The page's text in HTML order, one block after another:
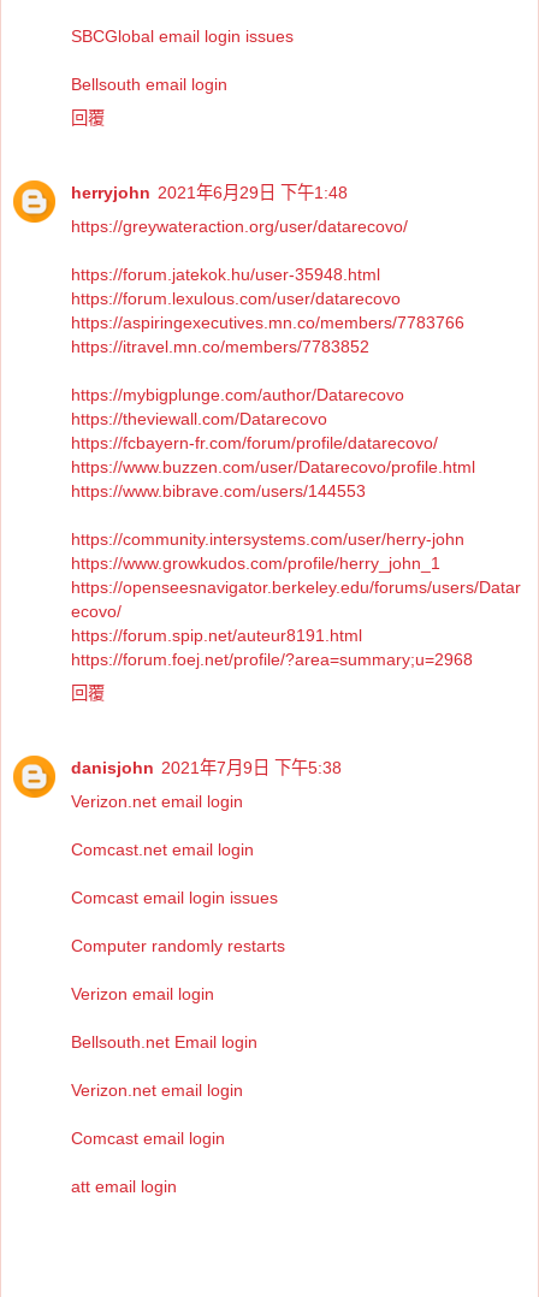
SBCGlobal email login issues
Bellsouth email login
回覆
herryjohn 2021年6月29日 下午1:48
https://greywateraction.org/user/datarecovo/
https://forum.jatekok.hu/user-35948.html
https://forum.lexulous.com/user/datarecovo
https://aspiringexecutives.mn.co/members/7783766
https://itravel.mn.co/members/7783852
https://mybigplunge.com/author/Datarecovo
https://theviewall.com/Datarecovo
https://fcbayern-fr.com/forum/profile/datarecovo/
https://www.buzzen.com/user/Datarecovo/profile.html
https://www.bibrave.com/users/144553
https://community.intersystems.com/user/herry-john
https://www.growkudos.com/profile/herry_john_1
https://openseesnavigator.berkeley.edu/forums/users/Datar
ecovo/
https://forum.spip.net/auteur8191.html
https://forum.foej.net/profile/?area=summary;u=2968
回覆
danisjohn 2021年7月9日 下午5:38
Verizon.net email login
Comcast.net email login
Comcast email login issues
Computer randomly restarts
Verizon email login
Bellsouth.net Email login
Verizon.net email login
Comcast email login
att email login